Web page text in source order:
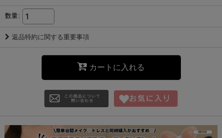
数量:
返品特約に関する重要事項
カートに入れる